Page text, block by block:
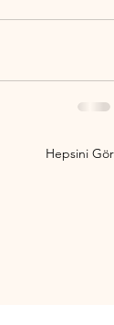
Hepsini Gör